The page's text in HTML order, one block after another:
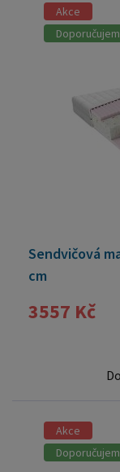
Akce
Sendvičová
cm
3557 Kč
Akce